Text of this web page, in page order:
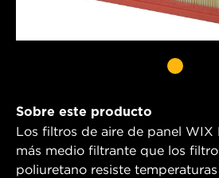
Sobre este producto
Los filtros de aire de panel WIX
más medio filtrante que los
poliuretano resiste